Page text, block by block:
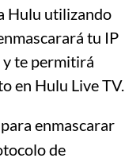
Hulu utilizando
tu IP
y te permitirá
en Hulu Live TV.
para enmascarar
de